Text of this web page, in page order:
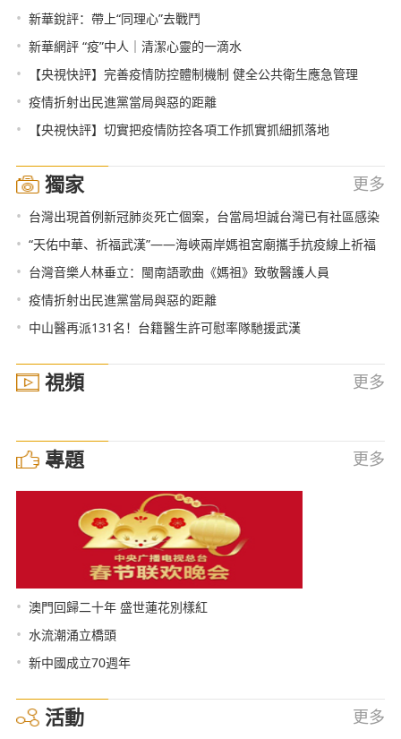
• 新華銳評：帶上“同理心”去戰鬥
• 新華網評 “疫”中人｜清潔心靈的一滴水
• 【央視快評】完善疫情防控體制機制 健全公共衛生應急管理
• 疫情折射出民進黨當局與惡的距離
• 【央視快評】切實把疫情防控各項工作抓實抓細抓落地
獨家 更多
• 台灣出現首例新冠肺炎死亡個案，台當局坦誠台灣已有社區感染
• “天佑中華、祈福武漢”——海峽兩岸媽祖宮廟攜手抗疫線上祈福
• 台灣音樂人林垂立：閩南語歌曲《媽祖》致敬醫護人員
• 疫情折射出民進黨當局與惡的距離
• 中山醫再派131名！台籍醫生許可慰率隊馳援武漢
視頻 更多
專題 更多
• 澳門回歸二十年 盛世蓮花別樣紅
• 水流潮涌立橋頭
• 新中國成立70週年
活動 更多